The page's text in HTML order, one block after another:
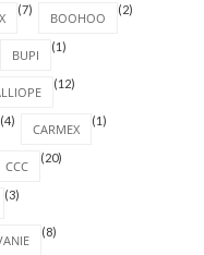
(7)
BOOHOO
(2)
BUPI
(1)
(12)
(4)
CARMEX
(1)
CCC
(20)
(3)
(8)